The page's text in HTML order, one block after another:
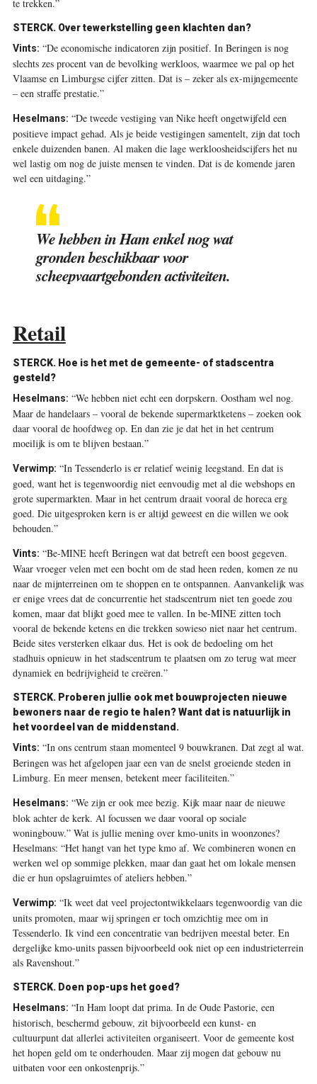
te trekken.”
STERCK. Over tewerkstelling geen klachten dan?
Vints: “De economische indicatoren zijn positief. In Beringen is nog
slechts zes procent van de bevolking werkloos, waarmee we pal op het
Vlaamse en Limburgse cijfer zitten. Dat is – zeker als ex-mijngemeente
– een straffe prestatie.”
Heselmans: “De tweede vestiging van Nike heeft ongetwijfeld een
positieve impact gehad. Als je beide vestigingen samentelt, zijn dat toch
enkele duizenden banen. Al maken die lage werkloosheidscijfers het nu
wel lastig om nog de juiste mensen te vinden. Dat is de komende jaren
wel een uitdaging.”
We hebben in Ham enkel nog wat
gronden beschikbaar voor
scheepvaartgebonden activiteiten.
Retail
STERCK. Hoe is het met de gemeente- of stadscentra
gesteld?
Heselmans: “We hebben niet echt een dorpskern. Oostham wel nog.
Maar de handelaars – vooral de bekende supermarktketens – zoeken ook
daar vooral de hoofdweg op. En dan zie je dat het in het centrum
moeilijk is om te blijven bestaan.”
Verwimp: “In Tessenderlo is er relatief weinig leegstand. En dat is
goed, want het is tegenwoordig niet eenvoudig met al die webshops en
grote supermarkten. Maar in het centrum draait vooral de horeca erg
goed. Die uitgesproken kern is er altijd geweest en die willen we ook
behouden.”
Vints: “Be-MINE heeft Beringen wat dat betreft een boost gegeven.
Waar vroeger velen met een bocht om de stad heen reden, komen ze nu
naar de mijnterreinen om te shoppen en te ontspannen. Aanvankelijk was
er enige vrees dat de concurrentie het stadscentrum niet ten goede zou
komen, maar dat blijkt goed mee te vallen. In be-MINE zitten toch
vooral de bekende ketens en die trekken sowieso niet naar het centrum.
Beide sites versterken elkaar dus. Het is ook de bedoeling om het
stadhuis opnieuw in het stadscentrum te plaatsen om zo terug wat meer
dynamiek en bedrijvigheid te creëren.”
STERCK. Proberen jullie ook met bouwprojecten nieuwe
bewoners naar de regio te halen? Want dat is natuurlijk in
het voordeel van de middenstand.
Vints: “In ons centrum staan momenteel 9 bouwkranen. Dat zegt al wat.
Beringen was het afgelopen jaar een van de snelst groeiende steden in
Limburg. En meer mensen, betekent meer faciliteiten.”
Heselmans: “We zijn er ook mee bezig. Kijk maar naar de nieuwe
blok achter de kerk. Al focussen we daar vooral op sociale
woningbouw.” Wat is jullie mening over kmo-units in woonzones?
Heselmans: “Het hangt van het type kmo af. We combineren wonen en
werken wel op sommige plekken, maar dan gaat het om lokale mensen
die er hun opslagruimtes of ateliers hebben.”
Verwimp: “Ik weet dat veel projectontwikkelaars tegenwoordig van die
units promoten, maar wij springen er toch omzichtig mee om in
Tessenderlo. Ik vind een concentratie van bedrijven meestal beter. En
dergelijke kmo-units passen bijvoorbeeld ook niet op een industrieterrein
als Ravenshout.”
STERCK. Doen pop-ups het goed?
Heselmans: “In Ham loopt dat prima. In de Oude Pastorie, een
historisch, beschermd gebouw, zit bijvoorbeeld een kunst- en
cultuurpunt dat allerlei activiteiten organiseert. Voor de gemeente kost
het hopen geld om te onderhouden. Maar zij mogen dat gebouw nu
uitbaten voor een onkostenprijs.”